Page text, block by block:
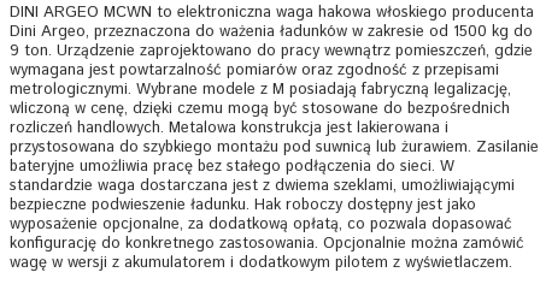
DINI ARGEO MCWN to elektroniczna waga hakowa włoskiego producenta
Dini Argeo, przeznaczona do ważenia ładunków w zakresie od 1500 kg do
9 ton. Urządzenie zaprojektowano do pracy wewnątrz pomieszczeń, gdzie
wymagana jest powtarzalność pomiarów oraz zgodność z przepisami
metrologicznymi. Wybrane modele z M posiadają fabryczną legalizację,
wliczoną w cenę, dzięki czemu mogą być stosowane do bezpośrednich
rozliczeń handlowych. Metalowa konstrukcja jest lakierowana i
przystosowana do szybkiego montażu pod suwnicą lub żurawiem. Zasilanie
bateryjne umożliwia pracę bez stałego podłączenia do sieci. W
standardzie waga dostarczana jest z dwiema szeklami, umożliwiającymi
bezpieczne podwieszenie ładunku. Hak roboczy dostępny jest jako
wyposażenie opcjonalne, za dodatkową opłatą, co pozwala dopasować
konfigurację do konkretnego zastosowania. Opcjonalnie można zamówić
wagę w wersji z akumulatorem i dodatkowym pilotem z wyświetlaczem.